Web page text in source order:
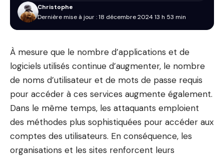
Dernière mise à jour : 18 décembre 2024 13 h 53 min
Christophe
À mesure que le nombre d’applications et de
logiciels utilisés continue d’augmenter, le nombre
de noms d’utilisateur et de mots de passe requis
pour accéder à ces services augmente également.
Dans le même temps, les attaquants emploient
des méthodes plus sophistiquées pour accéder aux
comptes des utilisateurs. En conséquence, les
organisations et les sites renforcent leurs